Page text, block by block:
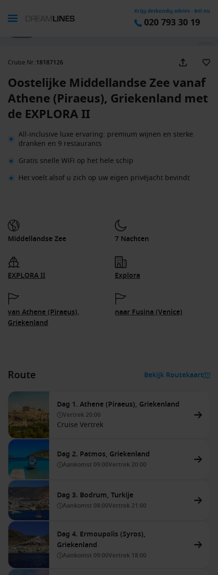
Krijg deskundig advies - Bel nu
020 793 30 19
Cruise Nr.:18187126
Oostelijke Middellandse Zee vanaf
Athene (Piraeus), Griekenland met
de EXPLORA II
All-inclusive luxe ervaring: premium wijnen en sterke
dranken en 9 restaurants
Gratis snelle WiFi op het hele schip
Het voelt alsof u zich op uw eigen privéjacht bevindt
Middellandse Zee 7 Nachten
EXPLORA II Explora
van Athene (Piraeus),
Griekenland
naar Fusina (Venice)
Route Bekijk Routekaart
Dag 1. Athene (Piraeus), Griekenland
Vertrek 20:00
Cruise Vertrek
Dag 2. Patmos, Griekenland
Aankomst 09:00Vertrek 20:00
Dag 3. Bodrum, Turkije
Aankomst 08:00Vertrek 21:00
Dag 4. Ermoupolis (Syros),
Griekenland
Aankomst 09:00Vertrek 18:00